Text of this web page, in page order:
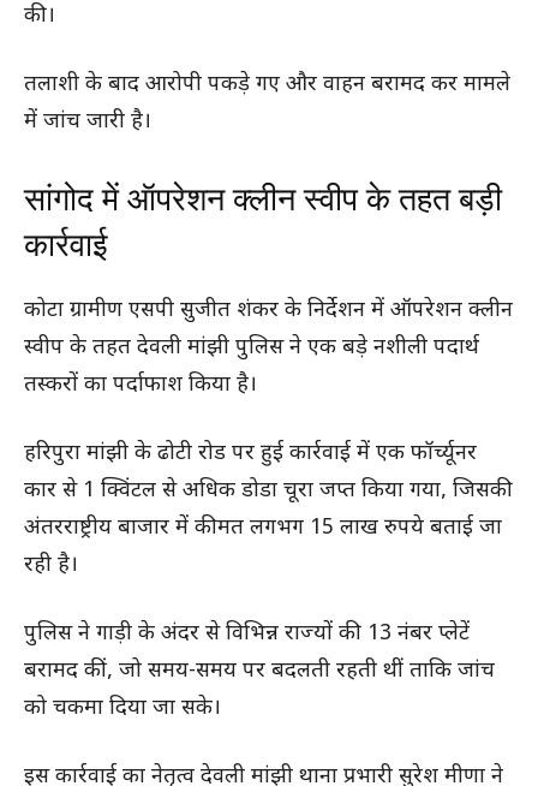
की।
तलाशी के बाद आरोपी पकड़े गए और वाहन बरामद कर मामले
में जांच जारी है।
सांगोद में ऑपरेशन क्लीन स्वीप के तहत बड़ी
कार्रवाई
कोटा ग्रामीण एसपी सुजीत शंकर के निर्देशन में ऑपरेशन क्लीन
स्वीप के तहत देवली मांझी पुलिस ने एक बड़े नशीली पदार्थ
तस्करों का पर्दाफाश किया है।
हरिपुरा मांझी के ढोटी रोड पर हुई कार्रवाई में एक फॉर्च्यूनर
कार से 1 क्विंटल से अधिक डोडा चूरा जप्त किया गया, जिसकी
अंतरराष्ट्रीय बाजार में कीमत लगभग 15 लाख रुपये बताई जा
रही है।
पुलिस ने गाड़ी के अंदर से विभिन्न राज्यों की 13 नंबर प्लेटें
बरामद कीं, जो समय-समय पर बदलती रहती थीं ताकि जांच
को चकमा दिया जा सके।
इस कार्रवाई का नेतृत्व देवली मांझी थाना प्रभारी सुरेश मीणा ने